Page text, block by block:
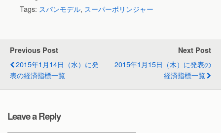
Tags: スパンモデル, スーパーボリンジャー
Previous Post
2015年1月14日（水）に発
表の経済指標一覧
Next Post
2015年1月15日（木）に発表の
経済指標一覧
Leave a Reply